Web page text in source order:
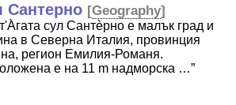
Сантерно [Geography]
сул Сантѐрно е малък град и
в Северна Италия, провинция
регион Емилия-Романя.
е на 11 m надморска …”